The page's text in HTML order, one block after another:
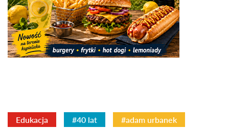
Edukacja #40 lat #adam urbanek